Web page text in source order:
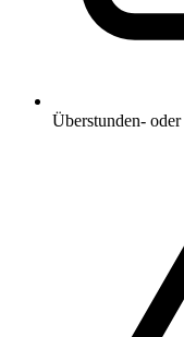
Überstunden-